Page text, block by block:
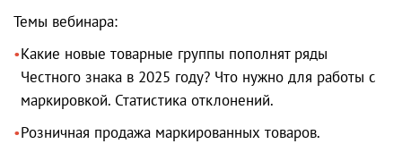
Темы вебинара:
Какие новые товарные группы пополнят ряды
Честного знака в 2025 году? Что нужно для работы с
маркировкой. Статистика отклонений.
Розничная продажа маркированных товаров.